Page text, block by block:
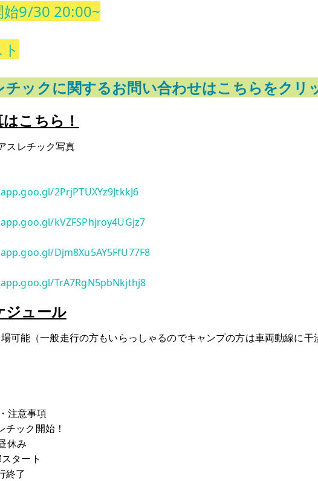
始9/30 20:00~
チックに関するお問い合わせはこちらをクリ
こちら！
スレチック写真
2PrjPTUXYz9JtkkJ6
kVZFSPhjroy4UGjz7
Djm8Xu5AY5FfU77F8
TrA7RgN5pbNkjthj8
ジュール
可能（一般走行の方もいらっしゃるのでキャンプの方は車両動線に
注意事項
チック開始！
休み
タート
終了